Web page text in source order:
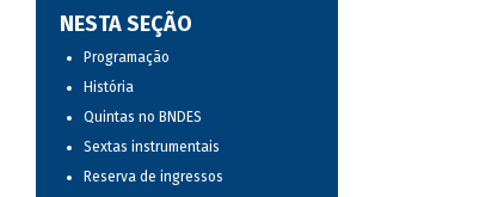
NESTA SEÇÃO
Programação
História
Quintas no BNDES
Sextas instrumentais
Reserva de ingressos